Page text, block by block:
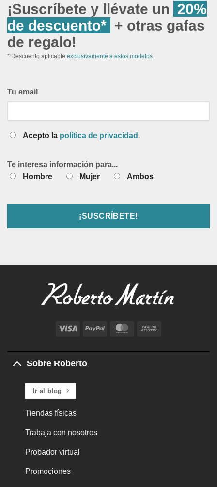
¡Suscríbete y llévate un 20%
de descuento* + otras gafas
de regalo!
* Descuento aplicable exclusivamente a estos modelos.
Tu email
Acepto la política de privacidad .
Te interesa información para...
Hombre
Mujer Ambos
Visa PayPal MasterCard
Delivery
Sobre Roberto
Ir al blog
Tiendas físicas
Trabaja con nosotros
Probador virtual
Promociones